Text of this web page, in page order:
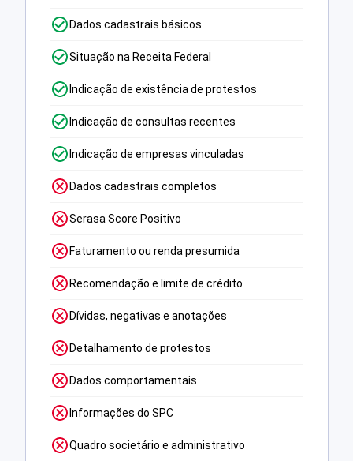
Dados cadastrais básicos
Situação na Receita Federal
Indicação de existência de protestos
Indicação de consultas recentes
Indicação de empresas vinculadas
Dados cadastrais completos
Serasa Score Positivo
Faturamento ou renda presumida
Recomendação e limite de crédito
Dívidas, negativas e anotações
Detalhamento de protestos
Dados comportamentais
Informações do SPC
Quadro societário e administrativo